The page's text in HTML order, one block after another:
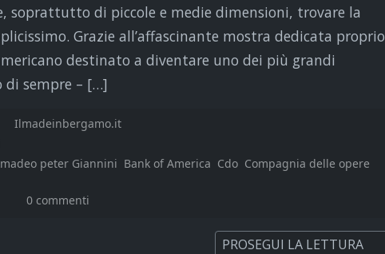
soprattutto di piccole e medie dimensioni, trovare la
Grazie all’affascinante mostra dedicata proprio
destinato a diventare uno dei più grandi
di sempre – […]
Ilmadeinbergamo.it
peter Giannini Bank of America Cdo Compagnia delle opere
0 commenti
PROSEGUI LA LETTURA